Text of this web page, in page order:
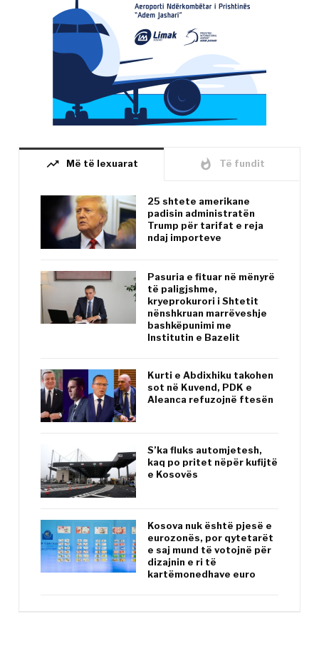
trending_up Më të lexuarat whatshot Të fundit
25 shtete amerikane
padisin administratën
Trump për tarifat e reja
ndaj importeve
Pasuria e fituar në mënyrë
të paligjshme,
kryeprokurori i Shtetit
nënshkruan marrëveshje
bashkëpunimi me
Institutin e Bazelit
Kurti e Abdixhiku takohen
sot në Kuvend, PDK e
Aleanca refuzojnë ftesën
S’ka fluks automjetesh,
kaq po pritet nëpër kufijtë
e Kosovës
Kosova nuk është pjesë e
eurozonës, por qytetarët
e saj mund të votojnë për
dizajnin e ri të
kartëmonedhave euro